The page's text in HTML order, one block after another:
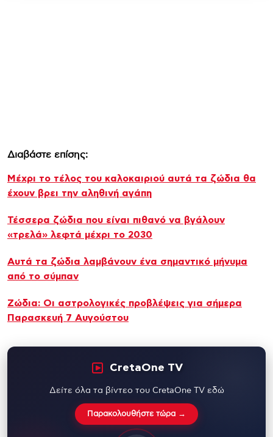
Διαβάστε επίσης:
Μέχρι το τέλος του καλοκαιριού αυτά τα ζώδια θα
έχουν βρει την αληθινή αγάπη
Τέσσερα ζώδια που είναι πιθανό να βγάλουν
«τρελά» λεφτά μέχρι το 2030
Αυτά τα ζώδια λαμβάνουν ένα σημαντικό μήνυμα
από το σύμπαν
Ζώδια: Οι αστρολογικές προβλέψεις για σήμερα
Παρασκευή 7 Αυγούστου
CretaOne TV
Δείτε όλα τα βίντεο του CretaOne TV εδώ
Παρακολουθήστε τώρα →